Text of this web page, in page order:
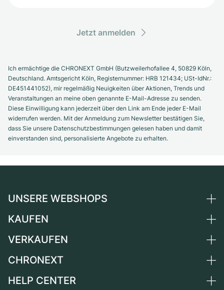
Jetzt anmelden
Ich ermächtige die CHRONEXT GmbH (Butzweilerhofallee 4, 50829 Köln,
Deutschland. Amtsgericht Köln, Registernummer: HRB 121434; USt-IdNr.:
DE451441052), mir regelmäßig Neuigkeiten über Aktionen, Trends und
Veranstaltungen an meine oben genannte E-Mail-Adresse zu senden.
Diese Einwilligung kann jederzeit über den Link am Ende jeder E-Mail
widerrufen werden. Mit der Anmeldung zum Newsletter bestätigen Sie,
dass Sie unsere Datenschutzbestimmungen gelesen haben und damit
einverstanden sind, personalisierte Angebote zu erhalten.
UNSERE WEBSHOPS
Deutschland
Schweiz
Frankreich
KAUFEN
Alle Luxusuhren
Independent Brands
VERKAUFEN
Uhr verkaufen
CHRONEXT
Über uns
HELP CENTER